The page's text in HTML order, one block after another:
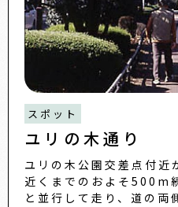
スポット
ユリの木通り
ユリの木公園交差点付近
近くまでのおよそ500m
と並行して走り、道の両